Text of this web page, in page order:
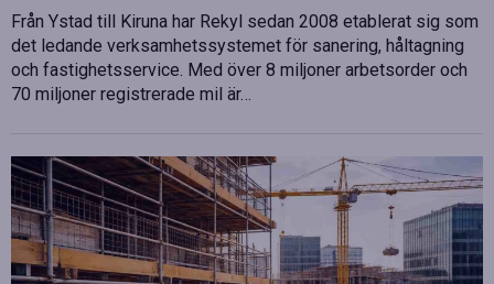
Från Ystad till Kiruna har Rekyl sedan 2008 etablerat sig som
det ledande verksamhetssystemet för sanering, håltagning
och fastighetsservice. Med över 8 miljoner arbetsorder och
70 miljoner registrerade mil är…